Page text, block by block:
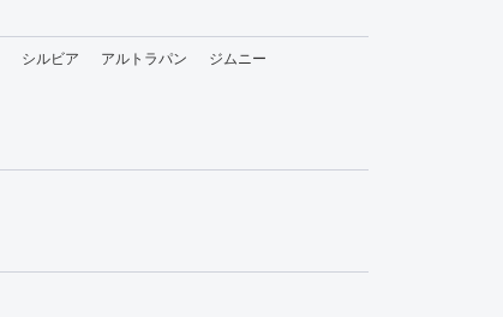
シルビア アルトラパン
ジムニー